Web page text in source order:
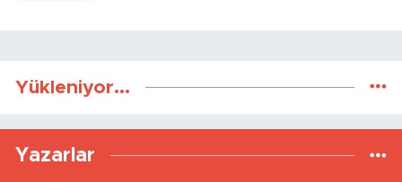
Yükleniyor...
Yazarlar